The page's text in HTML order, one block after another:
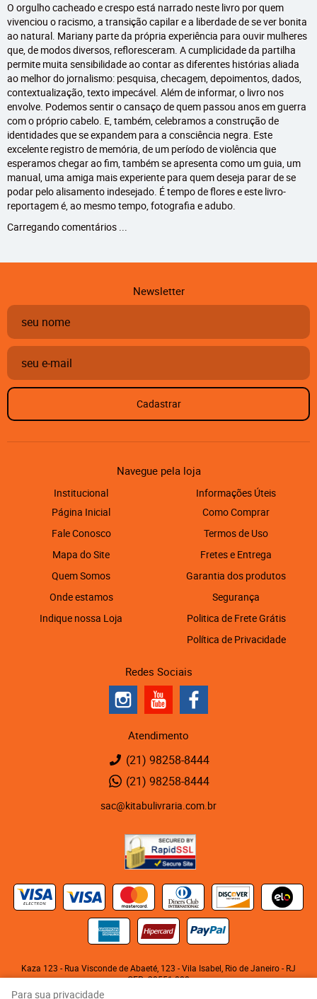
O orgulho cacheado e crespo está narrado neste livro por quem
vivenciou o racismo, a transição capilar e a liberdade de se ver bonita
ao natural. Mariany parte da própria experiência para ouvir mulheres
que, de modos diversos, refloresceram. A cumplicidade da partilha
permite muita sensibilidade ao contar as diferentes histórias aliada
ao melhor do jornalismo: pesquisa, checagem, depoimentos, dados,
contextualização, texto impecável. Além de informar, o livro nos
envolve. Podemos sentir o cansaço de quem passou anos em guerra
com o próprio cabelo. E, também, celebramos a construção de
identidades que se expandem para a consciência negra. Este
excelente registro de memória, de um período de violência que
esperamos chegar ao fim, também se apresenta como um guia, um
manual, uma amiga mais experiente para quem deseja parar de se
podar pelo alisamento indesejado. É tempo de flores e este livro-
reportagem é, ao mesmo tempo, fotografia e adubo.
Carregando comentários ...
Newsletter
Cadastrar
Navegue pela loja
Institucional
Página Inicial
Fale Conosco
Mapa do Site
Quem Somos
Onde estamos
Indique nossa Loja
Informações Úteis
Como Comprar
Termos de Uso
Fretes e Entrega
Garantia dos produtos
Segurança
Politica de Frete Grátis
Política de Privacidade
Redes Sociais
Atendimento
(21) 98258-8444
(21) 98258-8444
sac@kitabulivraria.com.br
Kaza 123 - Rua Visconde de Abaeté, 123 -Vila Isabel, Rio de Janeiro- RJ
CEP: 20551-080
KITABU LIVRARIA NEGRA E EDITORA LTDA
Para sua privacidade